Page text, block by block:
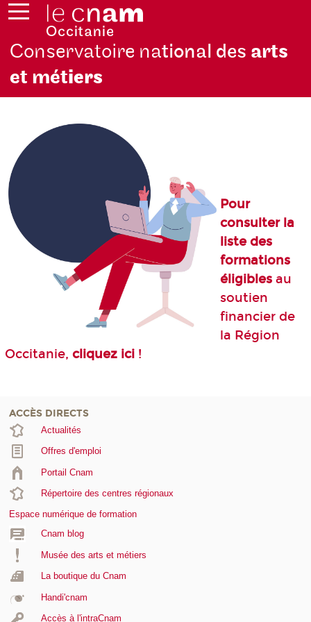
Conservatoire national des arts
et métiers
Pour
consulter la
liste des
formations
éligiblesau
soutien
financier de
la Région
Occitanie, cliquez ici!
ACCÈS DIRECTS
Actualités
Offres d'emploi
Portail Cnam
Répertoire des centres régionaux
Espace numérique de formation
Cnam blog
Musée des arts et métiers
La boutique du Cnam
Handi'cnam
Accès à l'intraCnam